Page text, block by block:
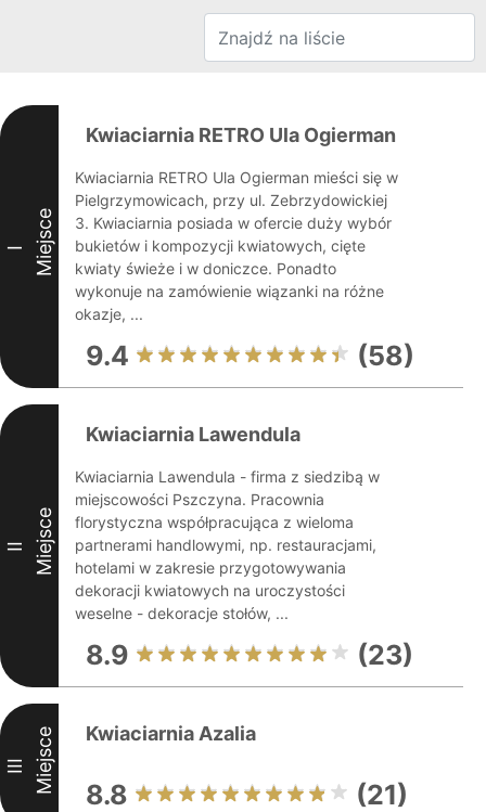
I Miejsce
Kwiaciarnia RETRO Ula Ogierman
Kwiaciarnia RETRO Ula Ogierman mieści się w
Pielgrzymowicach, przy ul. Zebrzydowickiej
3. Kwiaciarnia posiada w ofercie duży wybór
bukietów i kompozycji kwiatowych, cięte
kwiaty świeże i w doniczce. Ponadto
wykonuje na zamówienie wiązanki na różne
okazje, ...
9.4 (58)
II Miejsce
Kwiaciarnia Lawendula
Kwiaciarnia Lawendula - firma z siedzibą w
miejscowości Pszczyna. Pracownia
florystyczna współpracująca z wieloma
partnerami handlowymi, np. restauracjami,
hotelami w zakresie przygotowywania
dekoracji kwiatowych na uroczystości
weselne - dekoracje stołów, ...
8.9 (23)
III Miejsce Kwiaciarnia Azalia
8.8 (21)